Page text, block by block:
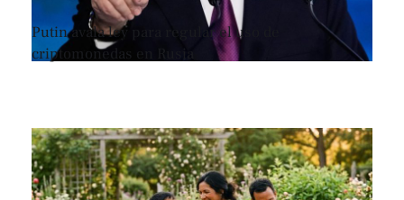
Putin avala ley para regular el uso de
criptomonedas en Rusia